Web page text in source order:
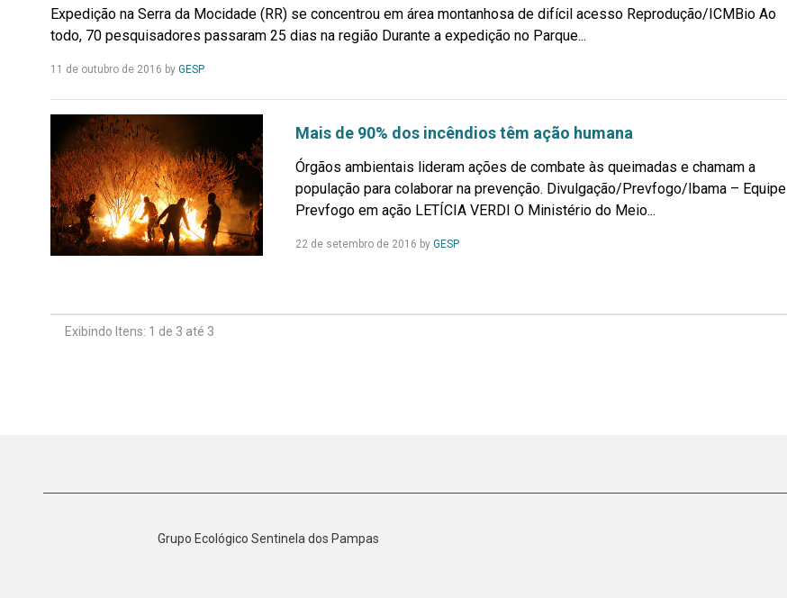
Expedição na Serra da Mocidade (RR) se concentrou em área montanhosa de difícil acesso Reprodução/ICMBio Ao
todo, 70 pesquisadores passaram 25 dias na região Durante a expedição no Parque...
11 de outubro de 2016 by GESPLeia
Mais de 90% dos incêndios têm ação humana
Órgãos ambientais lideram ações de combate às queimadas e chamam a
população para colaborar na prevenção. Divulgação/Prevfogo/Ibama – Equipe
Prevfogo em ação LETÍCIA VERDI O Ministério do Meio...
22 de setembro de 2016 by GESPLeia
Exibindo Itens: 1 de 3 até 3
Grupo Ecológico Sentinela dos Pampas